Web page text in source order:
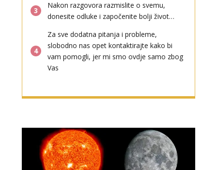
3
Nakon razgovora razmislite o svemu,
donesite odluke i započenite bolji život…
4
Za sve dodatna pitanja i probleme,
slobodno nas opet kontaktirajte kako bi
vam pomogli, jer mi smo ovdje samo zbog
Vas